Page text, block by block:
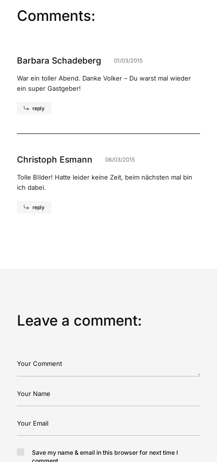
Comments:
Barbara Schadeberg 01/03/2015
War ein toller Abend. Danke Volker – Du warst mal wieder
ein super Gastgeber!
reply
Christoph Esmann 06/03/2015
Tolle BIlder! Hatte leider keine Zeit, beim nächsten mal bin
ich dabei.
reply
Leave a comment:
Save my name & email in this browser for next time I